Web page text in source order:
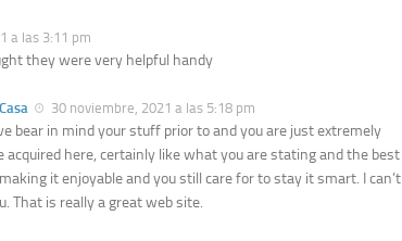
a las 3:11 pm
they were very helpful handy
30 noviembre, 2021 a las 5:18 pm
bear in mind your stuff prior to and you are just extremely
acquired here, certainly like what you are stating and the best
it enjoyable and you still care for to stay it smart. I can’t
That is really a great web site.